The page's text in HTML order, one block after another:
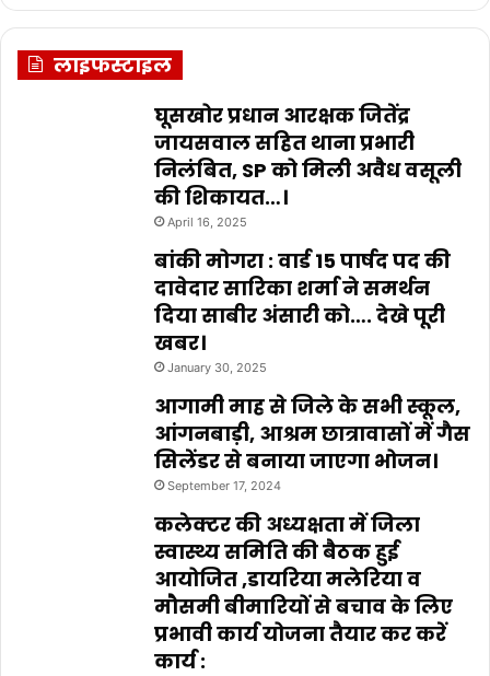
लाइफस्टाइल
घूसखोर प्रधान आरक्षक जितेंद्र
जायसवाल सहित थाना प्रभारी
निलंबित, SP को मिली अवैध वसूली
की शिकायत…।
April 16, 2025
बांकी मोगरा : वार्ड 15 पार्षद पद की
दावेदार सारिका शर्मा ने समर्थन
दिया साबीर अंसारी को…. देखे पूरी
खबर।
January 30, 2025
आगामी माह से जिले के सभी स्कूल,
आंगनबाड़ी, आश्रम छात्रावासों में गैस
सिलेंडर से बनाया जाएगा भोजन।
September 17, 2024
कलेक्टर की अध्यक्षता में जिला
स्वास्थ्य समिति की बैठक हुई
आयोजित ,डायरिया मलेरिया व
मौसमी बीमारियों से बचाव के लिए
प्रभावी कार्य योजना तैयार कर करें
कार्य :